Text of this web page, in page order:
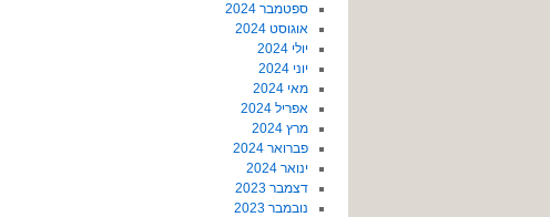
ספטמבר 2024
אוגוסט 2024
יולי 2024
יוני 2024
מאי 2024
אפריל 2024
מרץ 2024
פברואר 2024
ינואר 2024
דצמבר 2023
נובמבר 2023